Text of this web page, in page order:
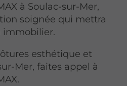
à Soulac-sur-Mer,
soignée qui mettra
immobilier.
esthétique et
Mer, faites appel à